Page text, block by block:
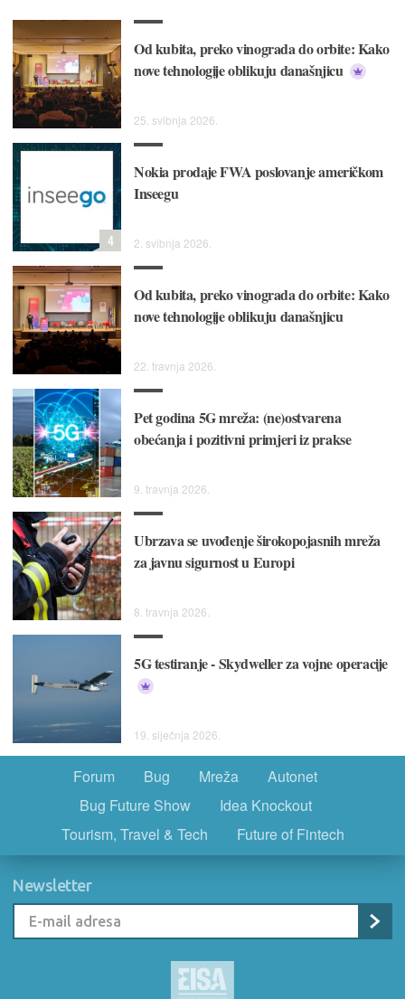
Od kubita, preko vinograda do orbite: Kako
nove tehnologije oblikuju današnjicu
25. svibnja 2026.
Nokia prodaje FWA poslovanje američkom
Inseegu
2. svibnja 2026.
4
Od kubita, preko vinograda do orbite: Kako
nove tehnologije oblikuju današnjicu
22. travnja 2026.
Pet godina 5G mreža: (ne)ostvarena
obećanja i pozitivni primjeri iz prakse
9. travnja 2026.
Ubrzava se uvođenje širokopojasnih mreža
za javnu sigurnost u Europi
8. travnja 2026.
5G testiranje - Skydweller za vojne operacije
19. siječnja 2026.
Forum Bug Mreža
Autonet
Bug Future Show
Idea Knockout
Tourism, Travel & Tech
Future of Fintech
Newsletter